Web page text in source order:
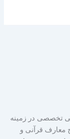
تخصصی در زمینه
معارف قرآنی و